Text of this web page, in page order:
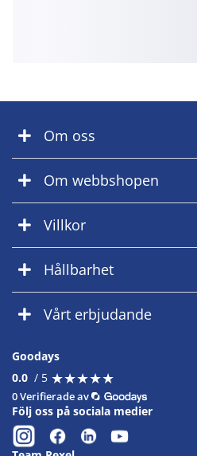
Om oss
Om webbshopen
Villkor
Hållbarhet
Vårt erbjudande
Goodays
0.0 / 5 ★★★★★
★★★★★
0 Verifierade av
Följ oss på sociala medier